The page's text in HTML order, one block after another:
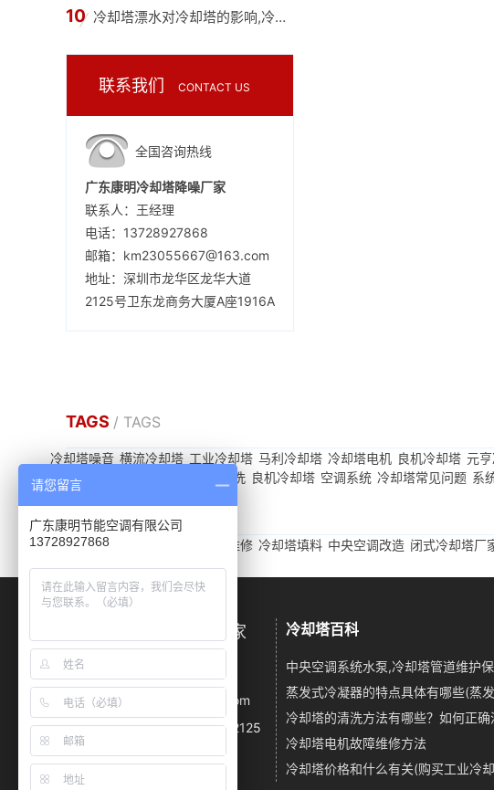
冷却塔漂水对冷却塔的影响,冷却塔漂水有什么后
联系我们 CONTACT US
全国咨询热线
广东康明冷却塔降噪厂家
联系人：王经理
电话：13728927868
邮箱：km23055667@163.com
地址：深圳市龙华区龙华大道
2125号卫东龙商务大厦A座1916A
TAGS / TAGS
冷却塔噪音 横流冷却塔 工业冷却塔 马利冷却塔 冷却塔电机 良机冷却塔 元
风机 启动 冷却塔清洗 良机冷却塔 空调系统 冷却塔常见问题 系
友情链接/ LINKS
冷却塔噪音 冷却塔维修 冷却塔填料 中央空调改造 闭式冷却塔厂
广东康明冷却塔降噪厂家
电话：13728927868
邮箱：km23055667@163.com
地址：深圳市龙华区龙华大道2125
号卫东龙商务大厦A座1916A
冷却塔百科
中央空调系统水泵,冷却塔管道维护
冷却塔电机故障维修方法
请您留言
广东康明节能空调有限公司
13728927868